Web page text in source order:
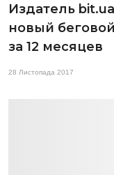
Издатель
новый
за 12 месяцев
28 Листопада 2017